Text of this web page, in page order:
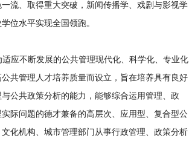
流、取得重大突破，新闻传播学、戏剧与影视学
位水平实现全国领跑。
应不断发展的公共管理现代化、科学化、专业化
共管理人才培养质量而设立，旨在培养具有良好
公共政策分析的能力，能够综合运用管理、政
际问题的德才兼备的高层次、应用型、复合型公
化机构、城市管理部门从事行政管理、政策分析